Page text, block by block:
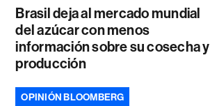
Brasil deja al mercado mundial
del azúcar con menos
información sobre su cosecha y
producción
OPINIÓN BLOOMBERG